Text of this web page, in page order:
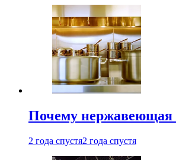
Почему нержавеющая
2 года спустя2 года спустя